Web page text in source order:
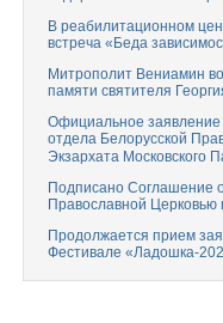
В реабилитационном
встреча «Беда
Митрополит Вениамин
памяти святителя
Официальное
отдела Белорусской
Экзархата Московского
Подписано Соглашение
Православной Церковью
Продолжается прием
Фестивале «Ладошка-